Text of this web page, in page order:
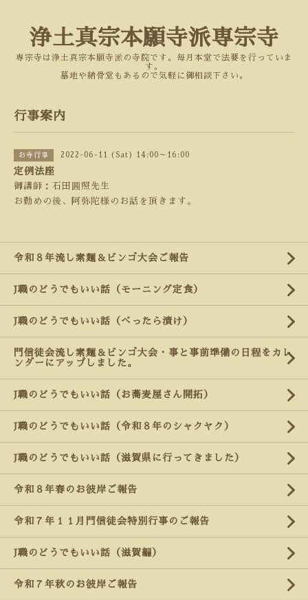
浄土真宗本願寺派専宗寺
専宗寺は浄土真宗本願寺派の寺院です。毎月本堂で法要を行っていま
す。
墓地や納骨堂もあるので気軽に御相談下さい。
行事案内
お寺行事 2022-06-11 (Sat) 14:00～16:00
定例法座
御講師：石田圓照先生
お勤めの後、阿弥陀様のお話を頂きます。
令和８年流し素麺＆ビンゴ大会ご報告
J職のどうでもいい話（モーニング定食）
J職のどうでもいい話（べったら漬け）
門信徒会流し素麺＆ビンゴ大会・事と事前準備の日程をカレ
ンダーにアップしました。
J職のどうでもいい話（お蕎麦屋さん開拓）
J職のどうでもいい話（令和８年のシャクヤク）
J職のどうでもいい話（滋賀県に行ってきました）
令和８年春のお彼岸ご報告
令和７年１１月門信徒会特別行事のご報告
J職のどうでもいい話（滋賀編）
令和７年秋のお彼岸ご報告